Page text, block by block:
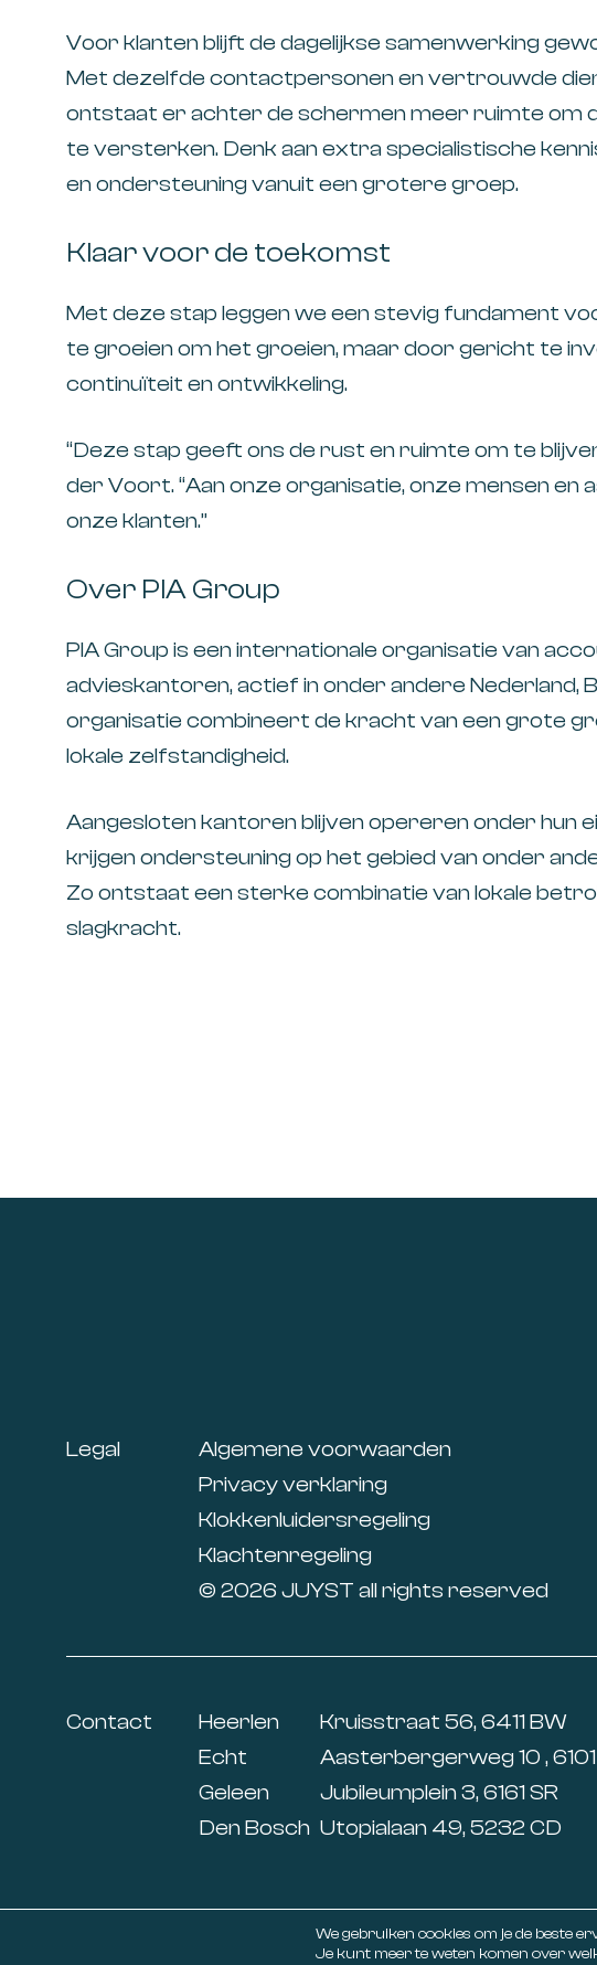
Voor klanten blijft de dagelijkse samenwerking
Met dezelfde contactpersonen en vertrouwde
ontstaat er achter de schermen meer ruimte om
te versterken. Denk aan extra specialistische
en ondersteuning vanuit een grotere groep.
Klaar voor de toekomst
Met deze stap leggen we een stevig fundament
te groeien om het groeien, maar door gericht te
continuïteit en ontwikkeling.
“Deze stap geeft ons de rust en ruimte om te
der Voort. “Aan onze organisatie, onze mensen
onze klanten.”
Over PIA Group
PIA Group is een internationale organisatie van
advieskantoren, actief in onder andere Nederland,
organisatie combineert de kracht van een grote
lokale zelfstandigheid.
Aangesloten kantoren blijven opereren onder hun
krijgen ondersteuning op het gebied van onder
Zo ontstaat een sterke combinatie van lokale
slagkracht.
Legal
Algemene voorwaarden
Privacy verklaring
Klokkenluidersregeling
Klachtenregeling
© 2026 JUYST all rights reserved
Contact Heerlen Kruisstraat 56, 6411 BW
Echt
Aasterbergerweg 10 ,
Geleen
Jubileumplein 3, 6161 SR
Den Bosch Utopialaan 49, 5232 CD
We gebruiken cookies om je de beste
Je kunt meer te weten komen over